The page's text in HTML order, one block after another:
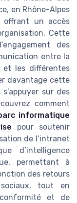
en Rhône-Alpes
offrant un accès
Cette
des
entre la
et les différentes
davantage cette
sur des
comment
informatique
pour soutenir
de l’intranet
d’intelligence
permettant à
des retours
tout en
et de